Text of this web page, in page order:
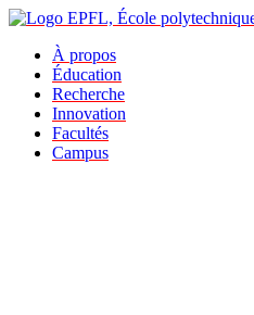
À propos
Éducation
Recherche
Innovation
Facultés
Campus